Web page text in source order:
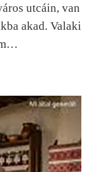
utcáin, van
akad. Valaki